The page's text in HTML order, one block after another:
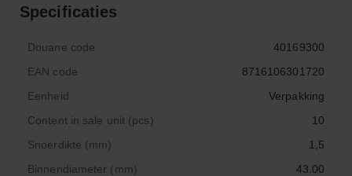
Specificaties
Douane code
40169300
EAN code
8716106301720
Eenheid
Verpakking
Content in sale unit (pcs)
10
Snoerdikte (mm)
1,5
Binnendiameter (mm)
43.00